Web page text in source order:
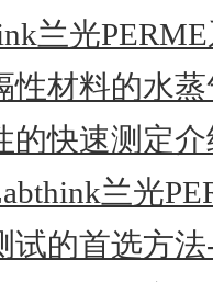
兰光
性材料的水
的快速测定介
兰光
试的首选方